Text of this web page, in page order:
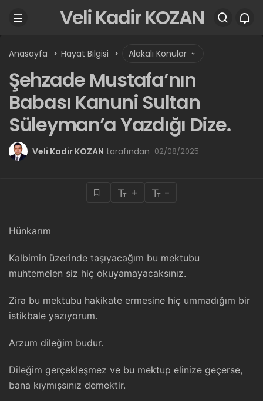
Veli Kadir KOZAN
Anasayfa Hayat Bilgisi Alakalı Konular
Şehzade Mustafa’nın
Babası Kanuni Sultan
Süleyman’a Yazdığı Dize.
Veli Kadir KOZAN tarafından 02/08/2025
+ -
Hünkarım
Kalbimin üzerinde taşıyacağım bu mektubu
muhtemelen siz hiç okuyamayacaksınız.
Zira bu mektubu hakikate ermesine hiç ummadığım bir
istikbale yazıyorum.
Arzum dileğim budur.
Dileğim gerçekleşmez ve bu mektup elinize geçerse,
bana kıymışsınız demektir.